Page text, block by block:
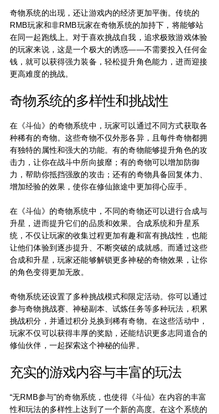
奇物系统的出现，还让游戏内的经济更加平衡。传统的
RMB玩家和非RMB玩家在奇物系统的加持下，将能够站
在同一起跑线上。对于喜欢挑战自我，追求极致游戏体验
的玩家来说，这是一个极大的诱惑——不需要投入任何金
钱，就可以获得强力装备，轻松提升角色能力，进而迎接
更高难度的挑战。
奇物系统的多样性和挑战性
在《斗仙》的奇物系统中，玩家可以通过不同方式获取各
种稀有的奇物。这些奇物不仅外形各异，且每件奇物都拥
有独特的属性和强大的功能。有的奇物能够提升角色的攻
击力，让你在战斗中所向披靡；有的奇物可以增加防御
力，帮助你抵挡强敌的攻击；还有的奇物具备回复体力、
增加经验的效果，使你在修仙旅途中更加得心应手。
在《斗仙》的奇物系统中，不同的奇物还可以进行合成与
升星，进而提升它们的品质和效果。合成系统和升星系
统，不仅让玩家的收集过程更加有趣和富有挑战性，也能
让他们体验到逐步提升、不断突破的成就感。而通过这些
合成和升星，玩家还能够解锁更多神秘的奇物效果，让你
的角色变得更加无敌。
奇物系统还设置了多种挑战模式和限定活动。你可以通过
参与奇物挑战赛、神秘副本、试炼任务等多种玩法，积累
挑战积分，并通过积分兑换到稀有奇物。在这些活动中，
玩家不仅可以获得丰厚的奖励，还能结识更多志同道合的
修仙伙伴，一起探索这个神秘的仙界。
充实的游戏内容与丰富的玩法
“无RMB参与”的奇物系统，也使得《斗仙》在内容的丰富
性和玩法的多样性上达到了一个新的高度。在这个系统的